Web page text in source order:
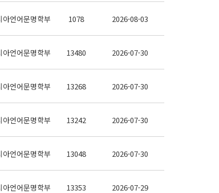
아언어문명학부 1078 2026-08-03
아언어문명학부 13480 2026-07-30
아언어문명학부 13268 2026-07-30
아언어문명학부 13242 2026-07-30
아언어문명학부 13048 2026-07-30
아언어문명학부 13353 2026-07-29